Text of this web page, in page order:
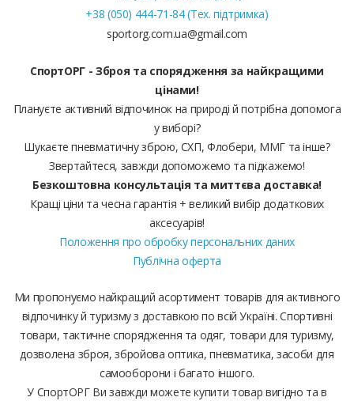
+38 (050) 444-71-84 (Тех. підтримка)
sportorg.com.ua@gmail.com
СпортОРГ - Зброя та спорядження за найкращими
цінами!
Плануєте активний відпочинок на природі й потрібна допомога
у виборі?
Шукаєте пневматичну зброю, СХП, Флобери, ММГ та інше?
Звертайтеся, завжди допоможемо та підкажемо!
Безкоштовна консультація та миттєва доставка!
Кращі ціни та чесна гарантія + великий вибір додаткових
аксесуарів!
Положення про обробку персональних даних
Публічна оферта
Ми пропонуємо найкращий асортимент товарів для активного
відпочинку й туризму з доставкою по всій Україні. Спортивні
товари, тактичне спорядження та одяг, товари для туризму,
дозволена зброя, збройова оптика, пневматика, засоби для
самооборони і багато іншого.
У СпортОРГ Ви завжди можете купити товар вигідно та в